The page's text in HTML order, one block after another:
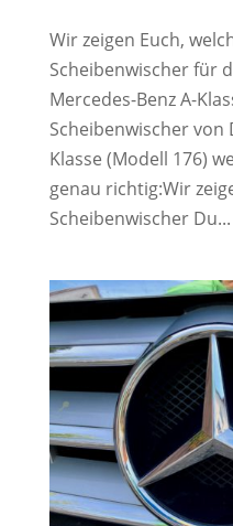
Wir zeigen Euch,
Scheibenwischer für
Mercedes-Benz A-
Scheibenwischer von
Klasse (Modell 176)
genau richtig:Wir
Scheibenwischer Du...